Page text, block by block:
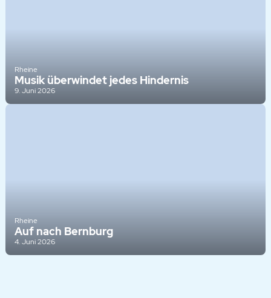
Rheine
Musik überwindet jedes Hindernis
9. Juni 2026
Rheine
Auf nach Bernburg
4. Juni 2026